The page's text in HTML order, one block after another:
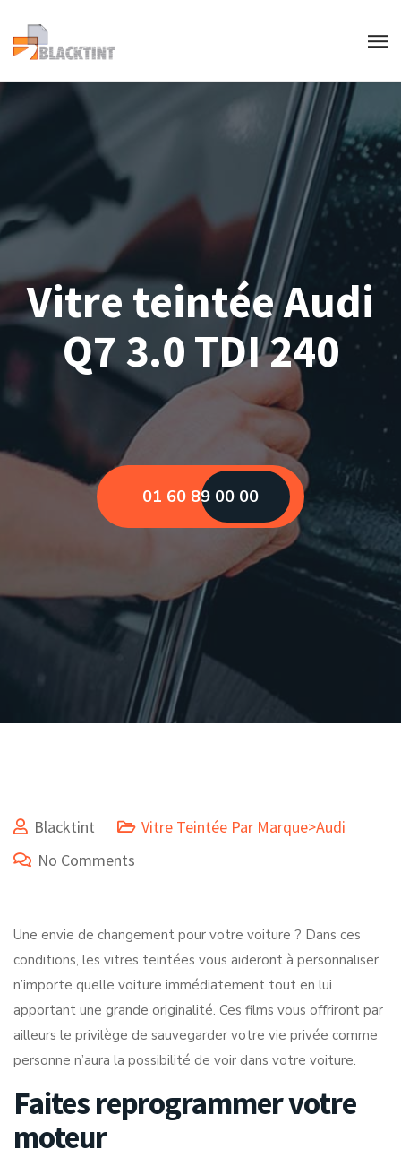
Vitre teintée Audi
Q7 3.0 TDI 240
01 60 89 00 00
Blacktint
Vitre Teintée Par Marque>Audi
No Comments
Une envie de changement pour votre voiture ? Dans ces
conditions, les vitres teintées vous aideront à personnaliser
n’importe quelle voiture immédiatement tout en lui
apportant une grande originalité. Ces films vous offriront par
ailleurs le privilège de sauvegarder votre vie privée comme
personne n’aura la possibilité de voir dans votre voiture.
Faites reprogrammer votre
moteur